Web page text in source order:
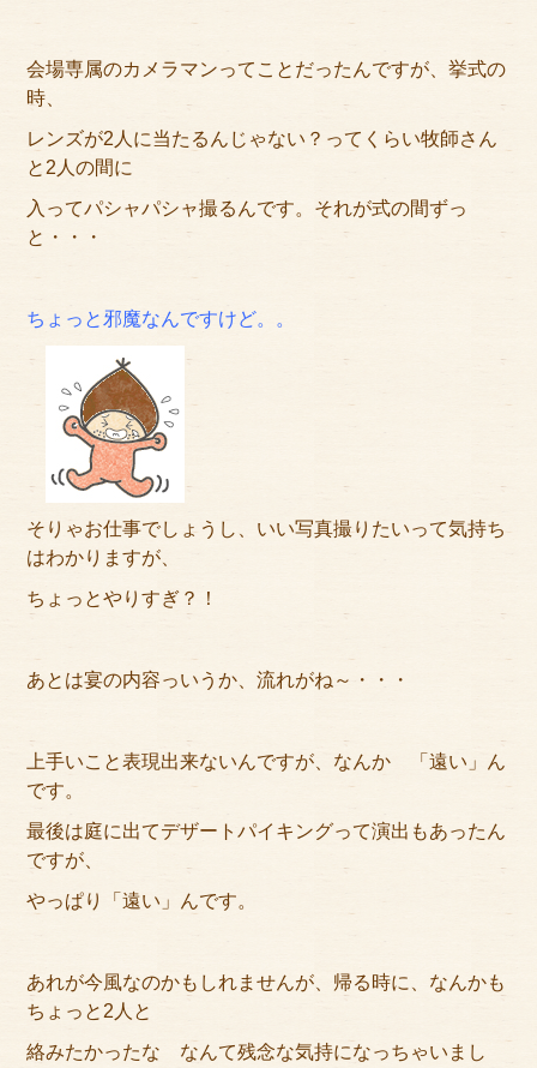
会場専属のカメラマンってことだったんですが、挙式の
時、
レンズが2人に当たるんじゃない？ってくらい牧師さん
と2人の間に
入ってパシャパシャ撮るんです。それが式の間ずっ
と・・・
ちょっと邪魔なんですけど。。
そりゃお仕事でしょうし、いい写真撮りたいって気持ち
はわかりますが、
ちょっとやりすぎ？！
あとは宴の内容っいうか、流れがね～・・・
上手いこと表現出来ないんですが、なんか 「遠い」ん
です。
最後は庭に出てデザートパイキングって演出もあったん
ですが、
やっぱり「遠い」んです。
あれが今風なのかもしれませんが、帰る時に、なんかも
ちょっと2人と
絡みたかったな なんて残念な気持になっちゃいまし